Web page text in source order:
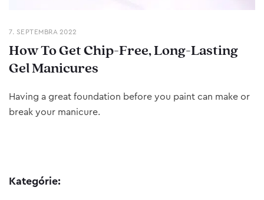
7. SEPTEMBRA 2022
How To Get Chip-Free, Long-Lasting
Gel Manicures
Having a great foundation before you paint can make or
break your manicure.
Kategórie: